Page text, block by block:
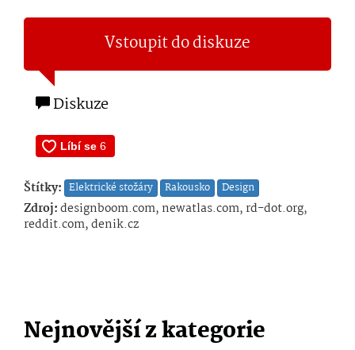
Vstoupit do diskuze
Diskuze
Štítky: Elektrické stožáry Rakousko Design
Zdroj:designboom.com, newatlas.com, rd-dot.org,
reddit.com, denik.cz
Nejnovější z kategorie